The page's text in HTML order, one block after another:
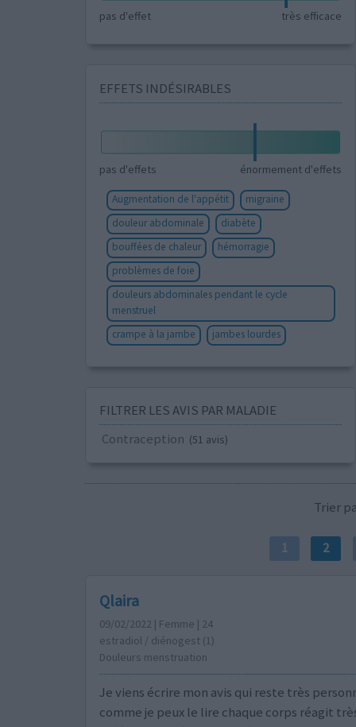
pas d'effet très efficace
EFFETS INDÉSIRABLES
pas d'effets énormement d'effets
Augmentation de l'appétit
migraine
douleur abdominale
diabète
bouffées de chaleur
hémorragie
problèmes de foie
douleurs abdominales pendant le cycle
menstruel
crampe à la jambe
jambes lourdes
FILTRER LES AVIS PAR MALADIE
Contraception (51 avis)
Trier
1 2
Qlaira
09/02/2022 | Femme | 24
estradiol / diénogest (1)
Douleurs menstruation
Je viens écrire mon avis qui reste très
comme je peux le lire chaque corps réagit